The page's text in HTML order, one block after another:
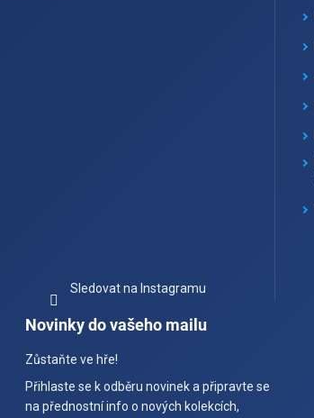
Sledovat na Instagramu
Novinky do vašeho mailu
Zůstaňte ve hře!
Přihlaste se k odběru novinek a připravte se
na přednostní info o nových kolekcích,